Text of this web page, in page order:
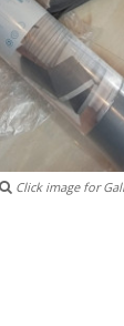
Click image for